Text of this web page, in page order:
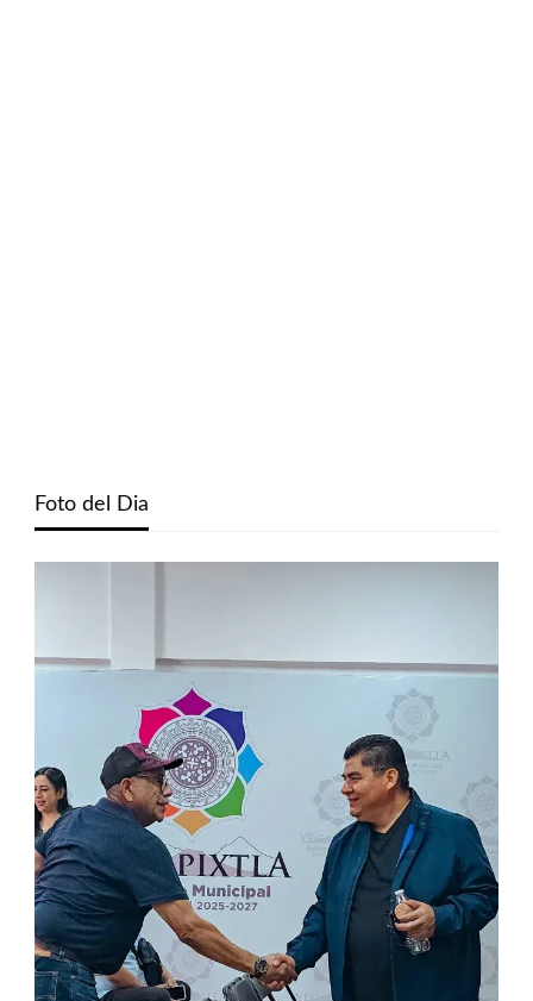
Foto del Dia